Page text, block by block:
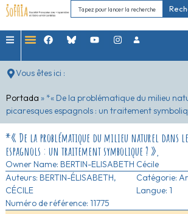
Vous êtes ici :
Portada » *« De la problématique du milieu
picaresques espagnols : un traitement
*« De la problématique du milieu naturel dans
espagnols : un traitement symbolique ? »,
Owner Name: BERTIN-ELISABETH Cécile
Auteurs: BERTIN-ÉLISABETH,
CÉCILE
Numéro de référence: 11775
Catégorie:
Langue: 1